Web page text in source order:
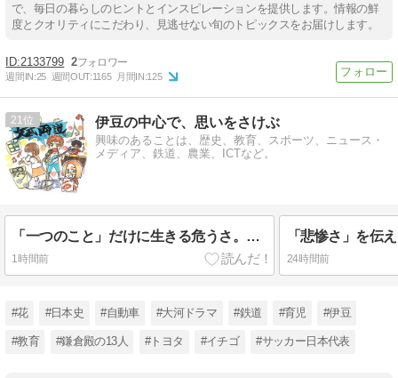
で、毎日の暮らしのヒントとインスピレーションを提供します。情報の鮮
度とクオリティにこだわり、見逃せない旬のトピックスをお届けします。
2133799 2
週間IN:25 週間OUT:1165 月間IN:125
21 伊豆の中心で、思いをさけぶ
興味のあることは、歴史、教育、スポーツ、ニュース・
メディア、鉄道、農業、ICTなど。
「一つのこと」だけに生きる危うさ。――効率主義を超えて「文武両道」が教える人生の安全網
1時間前 24時間前
#花 #日本史 #自動車 #大河ドラマ #鉄道 #育児 #伊豆
#教育 #鎌倉殿の13人 #トヨタ #イチゴ #サッカー日本代表